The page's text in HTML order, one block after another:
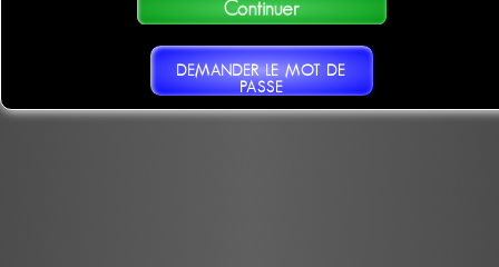
DEMANDER LE MOT DE
PASSE